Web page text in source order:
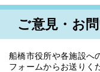
ご意見・お
船橋市役所や各施設へ
フォームからお送りく